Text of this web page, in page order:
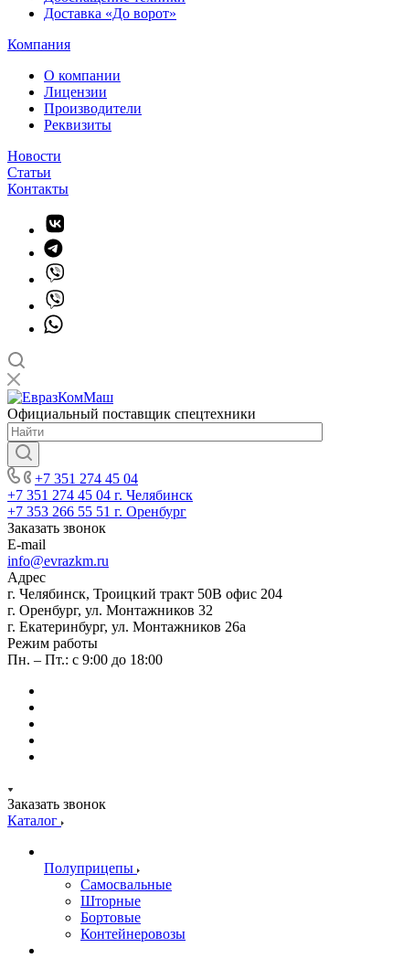
Доставка «До ворот»
Компания
О компании
Лицензии
Производители
Реквизиты
Новости
Статьи
Контакты
Официальный поставщик спецтехники
+7 351 274 45 04
+7 351 274 45 04 г. Челябинск
+7 353 266 55 51 г. Оренбург
Заказать звонок
E-mail
info@evrazkm.ru
Адрес
г. Челябинск, Троицкий тракт 50В офис 204
г. Оренбург, ул. Монтажников 32
г. Екатеринбург, ул. Монтажников 26а
Режим работы
Пн. – Пт.: с 9:00 до 18:00
Заказать звонок
Каталог
Полуприцепы
Самосвальные
Шторные
Бортовые
Контейнеровозы